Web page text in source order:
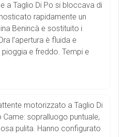
a Taglio Di Po si bloccava di
rapidamente un
Benincà e sostituito i
l’apertura è fluida e
e freddo. Tempi e
motorizzato a Taglio Di
sopralluogo puntuale,
pulita. Hanno configurato